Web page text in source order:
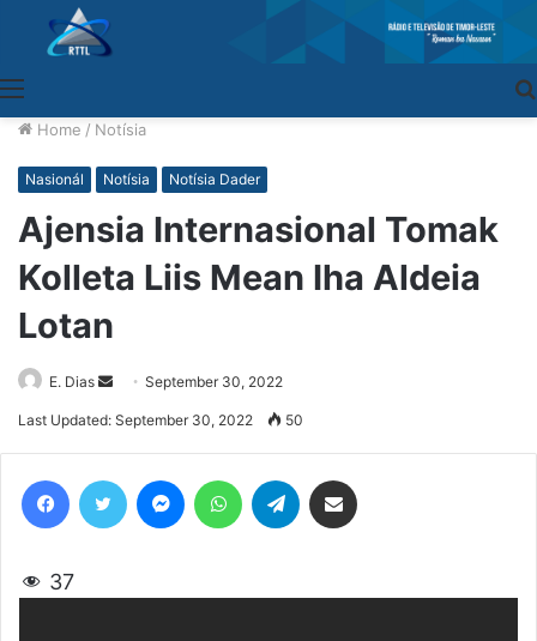
Home / Notísia
Nasionál Notísia Notísia Dader
Ajensia Internasional Tomak
Kolleta Liis Mean Iha Aldeia
Lotan
E. Dias
Send
an
September 30, 2022
Last Updated: September 30, 2022 50
37